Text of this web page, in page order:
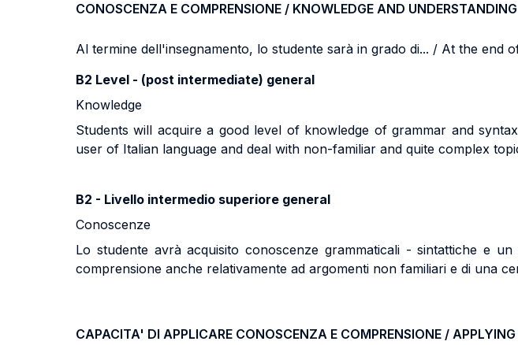
CONOSCENZA E COMPRENSIONE / KNOWLEDGE AND UNDERSTANDING
Al termine dell'insegnamento, lo studente sarà in grado di... / At the end
B2 Level - (post intermediate) general
Knowledge
Students will acquire a good level of knowledge of grammar and
user of Italian language and deal with non-familiar and quite complex
B2 - Livello intermedio superiore general
Conoscenze
Lo studente avrà acquisito conoscenze grammaticali - sintattiche e
comprensione anche relativamente ad argomenti non familiari e di una
CAPACITA' DI APPLICARE CONOSCENZA E COMPRENSIONE /